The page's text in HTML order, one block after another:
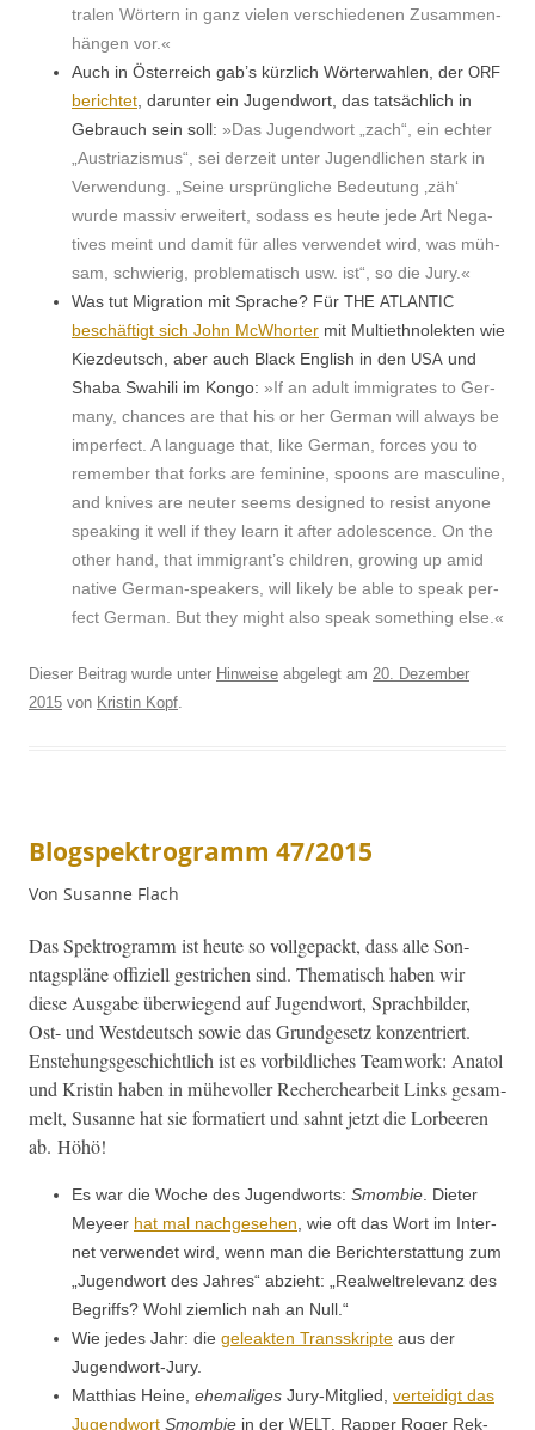
tralen Wörtern in ganz vie­len ver­schiede­nen Zusam­men­
hän­gen vor.«
Auch in Öster­re­ich gab’s kür­zlich Wörter­wahlen, der ORF
berichtet , darunter ein Jugend­wort, das tat­säch­lich in
Gebrauch sein soll: »Das Jugend­wort „zach“, ein echter
„Aus­tri­azis­mus“, sei derzeit unter Jugendlichen stark in
Ver­wen­dung. „Seine ursprüngliche Bedeu­tung ‚zäh‘
wurde mas­siv erweit­ert, sodass es heute jede Art Neg­a­
tives meint und damit für alles ver­wen­det wird, was müh­
sam, schwierig, prob­lema­tisch usw. ist“, so die Jury.«
Was tut Migra­tion mit Sprache? Für THE ATLANTIC
beschäftigt sich John McWhort­er mit Mul­ti­eth­nolek­ten wie
Kiezdeutsch, aber auch Black Eng­lish in den USA und
Sha­ba Swahili im Kon­go: »If an adult immi­grates to Ger­
many, chances are that his or her Ger­man will always be
imper­fect. A lan­guage that, like Ger­man, forces you to
remem­ber that forks are fem­i­nine, spoons are mas­cu­line,
and knives are neuter seems designed to resist any­one
speak­ing it well if they learn it after ado­les­cence. On the
oth­er hand, that immigrant’s chil­dren, grow­ing up amid
native Ger­man-speak­ers, will like­ly be able to speak per­
fect Ger­man. But they might also speak some­thing else.«
Dieser Beitrag wurde unter Hinweise abgelegt am 20. Dezember
2015 von Kristin Kopf
Blogspektrogramm 47/2015
Von Susanne Flach
Das Spek­tro­gramm ist heute so voll­gepackt, dass alle Son­
ntagspläne offiziell gestrichen sind. The­ma­tisch haben wir
diese Aus­gabe über­wiegend auf Jugend­wort, Sprach­bilder,
Ost- und West­deutsch sowie das Grundge­setz konzen­tri­ert.
Enste­hungs­geschichtlich ist es vor­bildlich­es Team­work: Ana­tol
und Kristin haben in mühevoller Recherc­hear­beit Links gesam­
melt, Susanne hat sie for­matiert und sah­nt jet­zt die Lor­beeren
ab. Höhö!
Es war die Woche des Jugend­worts: Smom­bie . Dieter
Mey­eer hat mal nachge­se­hen , wie oft das Wort im Inter­
net ver­wen­det wird, wenn man die Berichter­stat­tung zum
„Jugend­wort des Jahres“ abzieht: „Real­wel­trel­e­vanz des
Begriffs? Wohl ziem­lich nah an Null.“
Wie jedes Jahr: die geleak­ten Transskripte aus der
Jugendwort-Jury.
Matthias Heine, ehe­ma­liges Jury-Mit­glied, vertei­digt das
Jugend­wort Smom­bie in der WELT . Rap­per Roger Rek­